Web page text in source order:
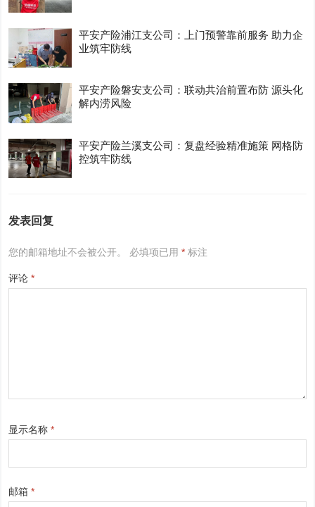
平安产险浦江支公司：上门预警靠前服务 助力企
业筑牢防线
平安产险磐安支公司：联动共治前置布防 源头化
解内涝风险
平安产险兰溪支公司：复盘经验精准施策 网格防
控筑牢防线
发表回复
您的邮箱地址不会被公开。 必填项已用* 标注
评论*
显示名称*
邮箱*